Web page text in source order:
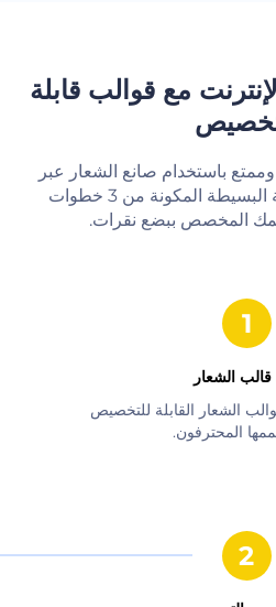
مع قوالب قابلة
صانع الشعار عبر
الإنترنت. اتبع هذه العملية البسيطة المكونة من 3 خطوات
ببضع نقرات.‬
القابلة للتخصيص